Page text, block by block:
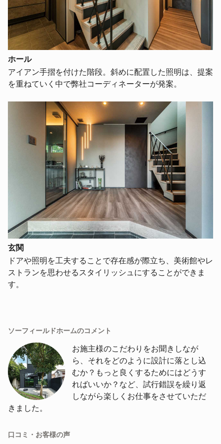
ホール
アイアン手摺を付けた階段。斜めに配置した照明は、提案
を重ねていく中で弊社コーディネーターが発案。
玄関
ドアや照明を工夫することで存在感が際立ち、美術館やレ
ストランを思わせるスタイリッシュにすることができま
す。
ソーフィールドホームのコメント
お施主様のこだわりをお聞きしなが
ら、それをどのように設計に落とし込
むか？もっと良くするためにはどうす
ればいいか？など、試行錯誤を繰り返
しながら楽しくお仕事をさせていただ
きました。
口コミ・お客様の声